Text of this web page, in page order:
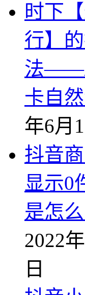
时下
行】
法
卡自
年6月
抖音
显示0
是怎么
2022
日